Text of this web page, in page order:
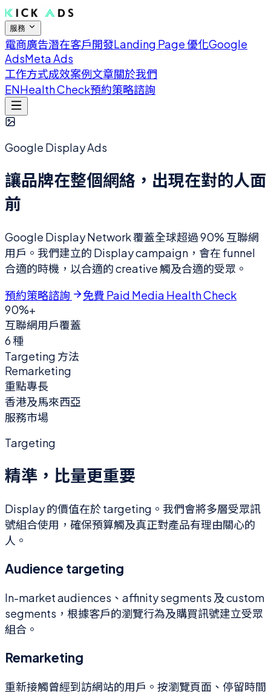
服務
電商廣告潛在客戶開發Landing Page 優化Google
AdsMeta Ads
工作方式成效案例文章關於我們
ENHealth Check預約策略諮詢
Google Display Ads
讓品牌在整個網絡，出現在對的人面
前
Google Display Network 覆蓋全球超過 90% 互聯網
用戶。我們建立的 Display campaign，會在 funnel
合適的時機，以合適的 creative 觸及合適的受眾。
預約策略諮詢
免費 Paid Media Health Check
90%+
互聯網用戶覆蓋
6 種
Targeting 方法
Remarketing
重點專長
香港及馬來西亞
服務市場
Targeting
精準，比量更重要
Display 的價值在於 targeting。我們會將多層受眾訊
號組合使用，確保預算觸及真正對產品有理由關心的
人。
Audience targeting
In-market audiences、affinity segments 及 custom
segments，根據客戶的瀏覽行為及購買訊號建立受眾
組合。
Remarketing
重新接觸曾經到訪網站的用戶。按瀏覽頁面、停留時間